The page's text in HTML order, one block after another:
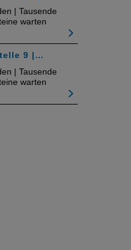
| Tausende
warten
9 |…
| Tausende
warten